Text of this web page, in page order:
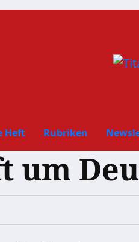
Heft Rubriken
um